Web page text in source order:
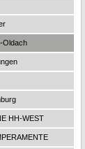
Oldach
HH-WEST